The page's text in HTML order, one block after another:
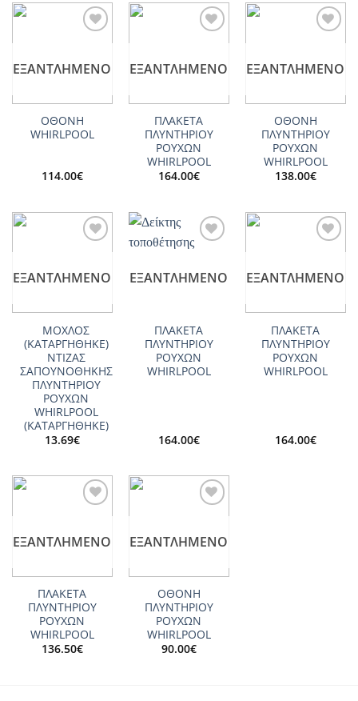
ΕΞΑΝΤΛΗΜΈΝΟ
ΟΘΟΝΗ
WHIRLPOOL
114.00€
ΕΞΑΝΤΛΗΜΈΝΟ
ΠΛΑΚΕΤΑ
ΠΛΥΝΤΗΡΙΟΥ
ΡΟΥΧΩΝ
WHIRLPOOL
164.00€
ΕΞΑΝΤΛΗΜΈΝΟ
ΟΘΟΝΗ
ΠΛΥΝΤΗΡΙΟΥ
ΡΟΥΧΩΝ
WHIRLPOOL
138.00€
ΕΞΑΝΤΛΗΜΈΝΟ
ΜΟΧΛΟΣ
(ΚΑΤΑΡΓΗΘΗΚΕ)
ΝΤΙΖΑΣ
ΣΑΠΟΥΝΟΘΗΚΗΣ
ΠΛΥΝΤΗΡΙΟΥ
ΡΟΥΧΩΝ
WHIRLPOOL
(ΚΑΤΑΡΓΗΘΗΚΕ)
13.69€
Add to
ΕΞΑΝΤΛΗΜΈΝΟ
ΠΛΑΚΕΤΑ
ΠΛΥΝΤΗΡΙΟΥ
ΡΟΥΧΩΝ
WHIRLPOOL
164.00€
ΕΞΑΝΤΛΗΜΈΝΟ
ΠΛΑΚΕΤΑ
ΠΛΥΝΤΗΡΙΟΥ
ΡΟΥΧΩΝ
WHIRLPOOL
164.00€
ΕΞΑΝΤΛΗΜΈΝΟ
ΠΛΑΚΕΤΑ
ΠΛΥΝΤΗΡΙΟΥ
ΡΟΥΧΩΝ
WHIRLPOOL
136.50€
ΕΞΑΝΤΛΗΜΈΝΟ
ΟΘΟΝΗ
ΠΛΥΝΤΗΡΙΟΥ
ΡΟΥΧΩΝ
WHIRLPOOL
90.00€